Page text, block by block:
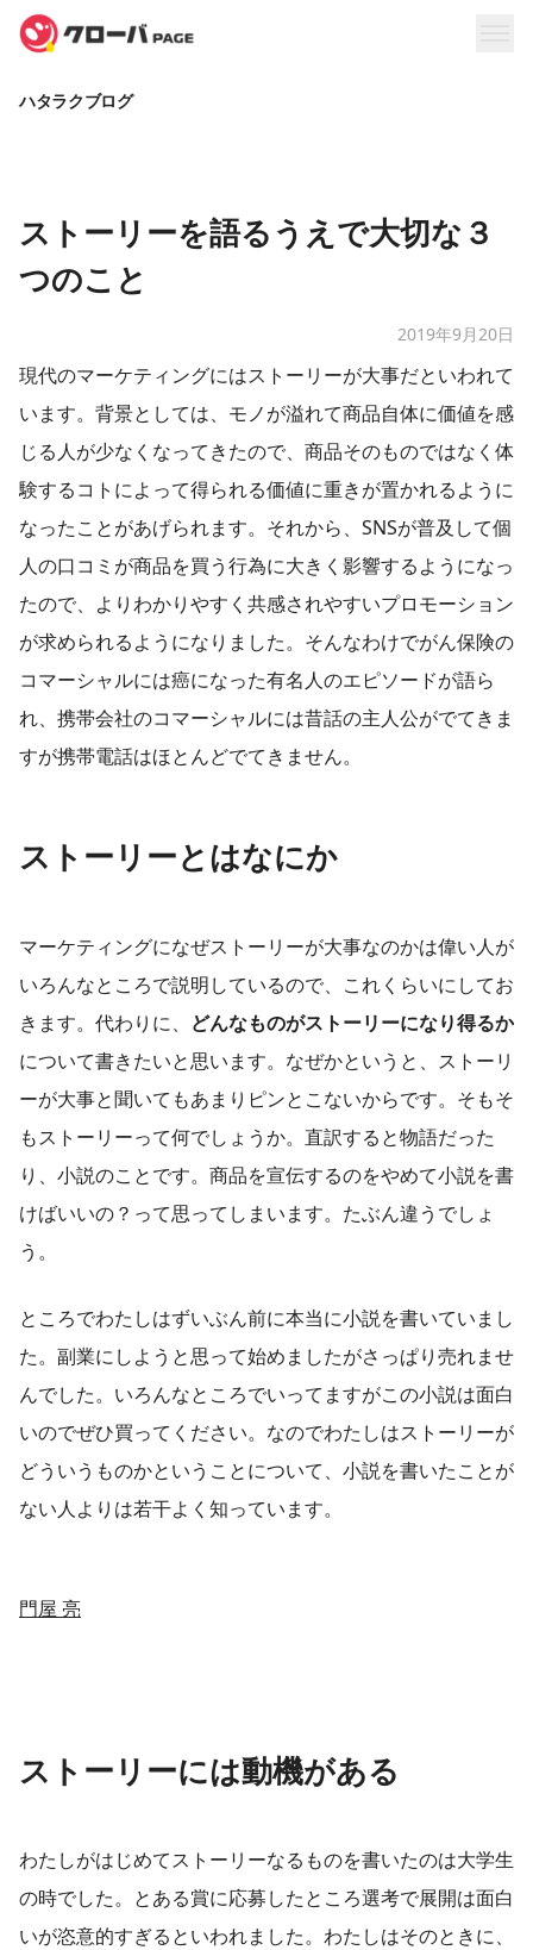
ハタラクブログ
ストーリーを語るうえで大切な３
つのこと
2019年9月20日
現代のマーケティングにはストーリーが大事だといわれて
います。背景としては、モノが溢れて商品自体に価値を感
じる人が少なくなってきたので、商品そのものではなく体
験するコトによって得られる価値に重きが置かれるように
なったことがあげられます。それから、SNSが普及して個
人の口コミが商品を買う行為に大きく影響するようになっ
たので、よりわかりやすく共感されやすいプロモーション
が求められるようになりました。そんなわけでがん保険の
コマーシャルには癌になった有名人のエピソードが語ら
れ、携帯会社のコマーシャルには昔話の主人公がでてきま
すが携帯電話はほとんどでてきません。
ストーリーとはなにか
マーケティングになぜストーリーが大事なのかは偉い人が
いろんなところで説明しているので、これくらいにしてお
きます。代わりに、 どんなものがストーリーになり得るか
について書きたいと思います。なぜかというと、ストーリ
ーが大事と聞いてもあまりピンとこないからです。そもそ
もストーリーって何でしょうか。直訳すると物語だった
り、小説のことです。商品を宣伝するのをやめて小説を書
けばいいの？って思ってしまいます。たぶん違うでしょ
う。
ところでわたしはずいぶん前に本当に小説を書いていまし
た。副業にしようと思って始めましたがさっぱり売れませ
んでした。いろんなところでいってますがこの小説は面白
いのでぜひ買ってください。なのでわたしはストーリーが
どういうものかということについて、小説を書いたことが
ない人よりは若干よく知っています。
門屋 亮
ストーリーには動機がある
わたしがはじめてストーリーなるものを書いたのは大学生
の時でした。とある賞に応募したところ選考で展開は面白
いが恣意的すぎるといわれました。わたしはそのときに、